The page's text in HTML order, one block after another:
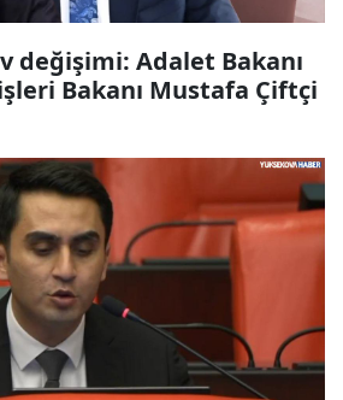
değişimi: Adalet Bakanı
Bakanı Mustafa Çiftçi